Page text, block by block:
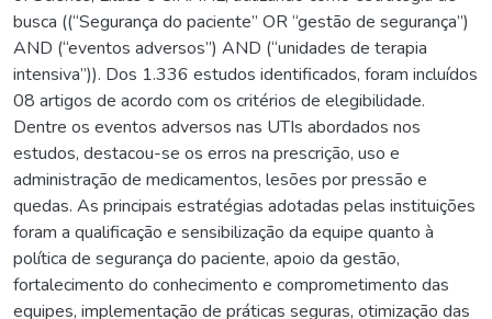
busca ((“Segurança do paciente” OR “gestão de segurança”)
AND (“eventos adversos”) AND (“unidades de terapia
intensiva”)). Dos 1.336 estudos identificados, foram incluídos
08 artigos de acordo com os critérios de elegibilidade.
Dentre os eventos adversos nas UTIs abordados nos
estudos, destacou-se os erros na prescrição, uso e
administração de medicamentos, lesões por pressão e
quedas. As principais estratégias adotadas pelas instituições
foram a qualificação e sensibilização da equipe quanto à
política de segurança do paciente, apoio da gestão,
fortalecimento do conhecimento e comprometimento das
equipes, implementação de práticas seguras, otimização das